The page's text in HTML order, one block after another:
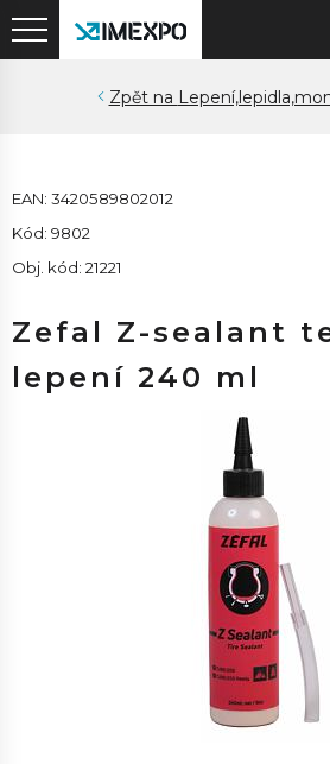
EAN: 3420589802012
Kód: 9802
Obj. kód: 21221
Zefal Z-sealant
lepení 240 ml